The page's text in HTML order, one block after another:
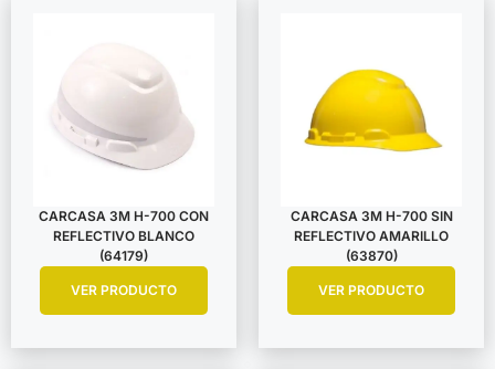
CARCASA 3M H-700 CON
REFLECTIVO BLANCO
(64179)
VER PRODUCTO
CARCASA 3M H-700 SIN
REFLECTIVO AMARILLO
(63870)
VER PRODUCTO